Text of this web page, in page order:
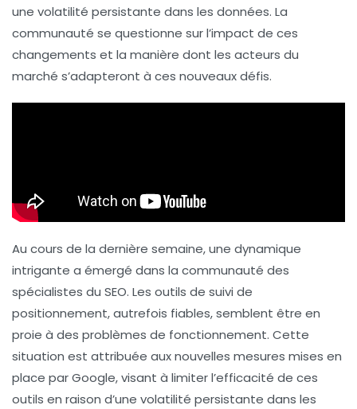
une volatilité persistante dans les données. La
communauté se questionne sur l’impact de ces
changements et la manière dont les acteurs du
marché s’adapteront à ces nouveaux défis.
Au cours de la dernière semaine, une dynamique
intrigante a émergé dans la communauté des
spécialistes du SEO. Les outils de suivi de
positionnement, autrefois fiables, semblent être en
proie à des problèmes de fonctionnement. Cette
situation est attribuée aux nouvelles mesures mises en
place par Google, visant à limiter l’efficacité de ces
outils en raison d’une volatilité persistante dans les